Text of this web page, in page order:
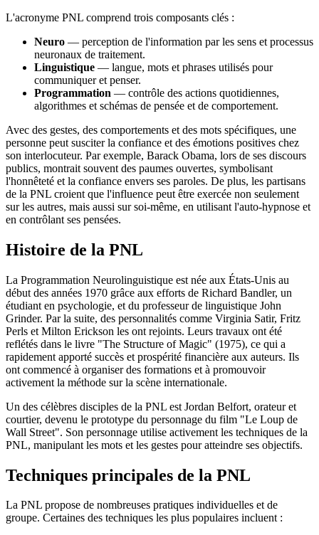
L'acronyme PNL comprend trois composants clés :
Neuro — perception de l'information par les sens et processus
neuronaux de traitement.
Linguistique — langue, mots et phrases utilisés pour
communiquer et penser.
Programmation — contrôle des actions quotidiennes,
algorithmes et schémas de pensée et de comportement.
Avec des gestes, des comportements et des mots spécifiques, une
personne peut susciter la confiance et des émotions positives chez
son interlocuteur. Par exemple, Barack Obama, lors de ses discours
publics, montrait souvent des paumes ouvertes, symbolisant
l'honnêteté et la confiance envers ses paroles. De plus, les partisans
de la PNL croient que l'influence peut être exercée non seulement
sur les autres, mais aussi sur soi-même, en utilisant l'auto-hypnose et
en contrôlant ses pensées.
Histoire de la PNL
La Programmation Neurolinguistique est née aux États-Unis au
début des années 1970 grâce aux efforts de Richard Bandler, un
étudiant en psychologie, et du professeur de linguistique John
Grinder. Par la suite, des personnalités comme Virginia Satir, Fritz
Perls et Milton Erickson les ont rejoints. Leurs travaux ont été
reflétés dans le livre "The Structure of Magic" (1975), ce qui a
rapidement apporté succès et prospérité financière aux auteurs. Ils
ont commencé à organiser des formations et à promouvoir
activement la méthode sur la scène internationale.
Un des célèbres disciples de la PNL est Jordan Belfort, orateur et
courtier, devenu le prototype du personnage du film "Le Loup de
Wall Street". Son personnage utilise activement les techniques de la
PNL, manipulant les mots et les gestes pour atteindre ses objectifs.
Techniques principales de la PNL
La PNL propose de nombreuses pratiques individuelles et de
groupe. Certaines des techniques les plus populaires incluent :